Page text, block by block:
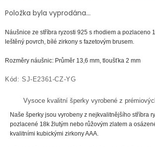
Položka byla vyprodána…
Náušnice ze stříbra ryzosti 925 s rhodiem a pozlaceno
leštěný povrch, bílé zirkony s fazetovým brusem.
Rozměry náušnic: Průměr 13,6 mm, tloušťka 2 mm
Kód: SJ-E2361-CZ-YG
Vysoce kvalitní šperky vyrobené z
Naše šperky jsou vyrobeny z nejkvalitnějšího stříbra
pozlacené 18k žlutým nebo růžovým zlatem a
kvalitními kubickými zirkony AAA.